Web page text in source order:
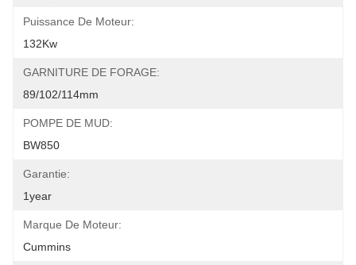
Puissance De Moteur:
132Kw
GARNITURE DE FORAGE:
89/102/114mm
POMPE DE MUD:
BW850
Garantie:
1year
Marque De Moteur:
Cummins